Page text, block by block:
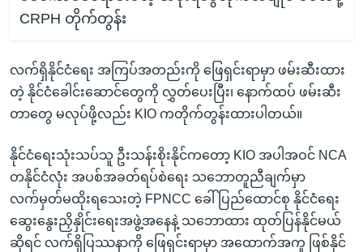
CRPH တိုက်တွန်း
လက်ရှိနိုင်ငံရေး အကြပ်အတည်းကို ဖြေရှင်းရာမှာ ဖမ်းဆီးထား
တဲ့ နိုင်ငံခေါင်းဆောင်တွေကို လွှတ်ပေးပြီး၊ နောက်ထပ် ဖမ်းဆီး
တာတွေ မလုပ်ဖို့လည်း KIO ကတိုက်တွန်းထားပါတယ်။
နိုင်ငံရေးသုံးသပ်သူ ဦးသန်းစိုးနိုင်ကတော့ KIO အပါအဝင် NCA
တနိုင်ငံလုံး အပစ်အခတ်ရပ်စဲရေး သဘောတူညီချက်မှာ
လက်မှတ်မထိုးရသေးတဲ့ FPNCC ခေါ် ပြည်ထောင်စု နိုင်ငံရေး
ဆွေးနွေးညှိနှိုင်းရေးအဖွဲ့အနေနဲ့ သဘောထား ထုတ်ပြန်နိုင်မယ်
ဆိုရင် လက်ရှိပြဿနာကို ဖြေရှင်းရာမှာ အထောက်အကူ ဖြစ်နိုင်